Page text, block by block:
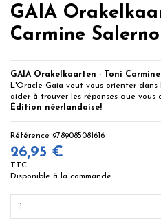
GAIA
Carmine Salerno
GAIA Orakelkaarten - Toni
L'Oracle Gaia veut vous orienter
aider à trouver les réponses que vous
Édition néerlandaise!
Référence 9789085081616
26,95 €
TTC
Disponible à la commande